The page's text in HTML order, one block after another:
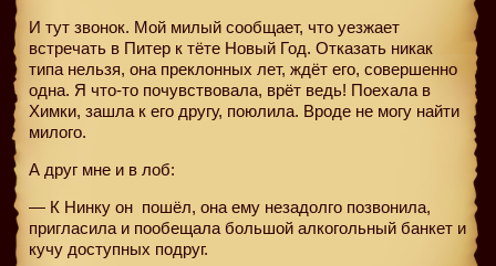
И тут звонок. Мой милый сообщает, что уезжает
встречать в Питер к тёте Новый Год. Отказать никак
типа нельзя, она преклонных лет, ждёт его, совершенно
одна. Я что-то почувствовала, врёт ведь! Поехала в
Химки, зашла к его другу, поюлила. Вроде не могу найти
милого.
А друг мне и в лоб:
— К Нинку он пошёл, она ему незадолго позвонила,
пригласила и пообещала большой алкогольный банкет и
кучу доступных подруг.